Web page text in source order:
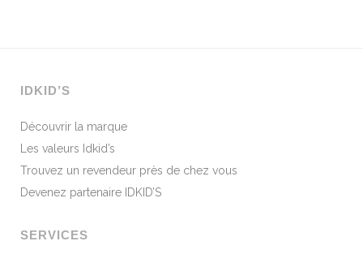
IDKID’S
Découvrir la marque
Les valeurs Idkid’s
Trouvez un revendeur près de chez vous
Devenez partenaire IDKID’S
SERVICES